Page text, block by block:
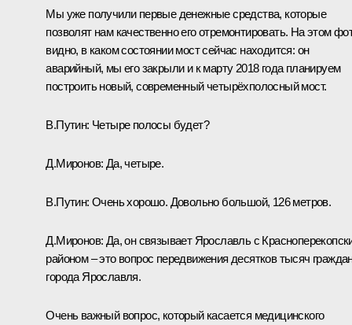
Мы уже получили первые денежные средства, которые
позволят нам качественно его отремонтировать. На этом
видно, в каком состоянии мост сейчас находится: он
аварийный, мы его закрыли и к марту 2018 года планируем
построить новый, современный четырёхполосный мост.
В.Путин: Четыре полосы будет?
Д.Миронов: Да, четыре.
В.Путин: Очень хорошо. Довольно большой, 126 метров.
Д.Миронов: Да, он связывает Ярославль с
районом – это вопрос передвижения десятков тысяч
города Ярославля.
Очень важный вопрос, который касается медицинского